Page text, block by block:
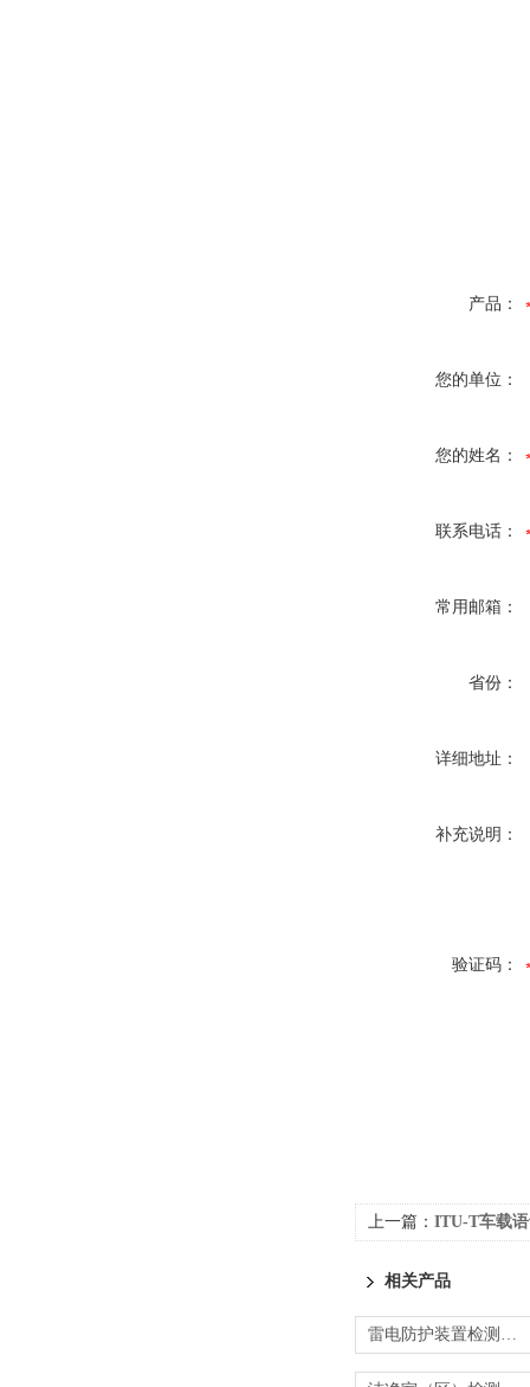
产品：
您的单位：
您的姓名：
联系电话：
常用邮箱：
省份：
详细地址：
补充说明：
验证码：
上一篇： ITU-T车载语音
相关产品
雷电防护装置检测-防雷检测报告中心